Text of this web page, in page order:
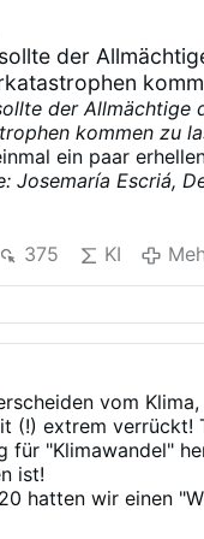
der
der Allmächtige
kommen zu
ein paar
Josemaría Escriá,
übernatürliche
willen soll die
sondern als
hört sich
nicht gerne hören,
Strafen liegen
375 KI
vom
(!) extrem verrückt!
für "Klimawandel"
ist!
hatten wir einen
war, dann ein